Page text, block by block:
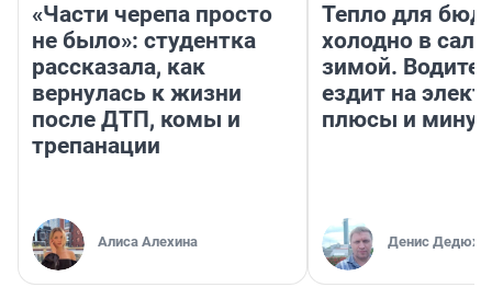
«Части черепа просто
не было»: студентка
рассказала, как
вернулась к жизни
после ДТП, комы и
трепанации
Алиса Алехина
Тепло для
холодно в
зимой.
ездит на
плюсы и
Денис